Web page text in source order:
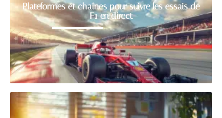
Plateformes et chaînes pour suivre les essais de
F1 en direct